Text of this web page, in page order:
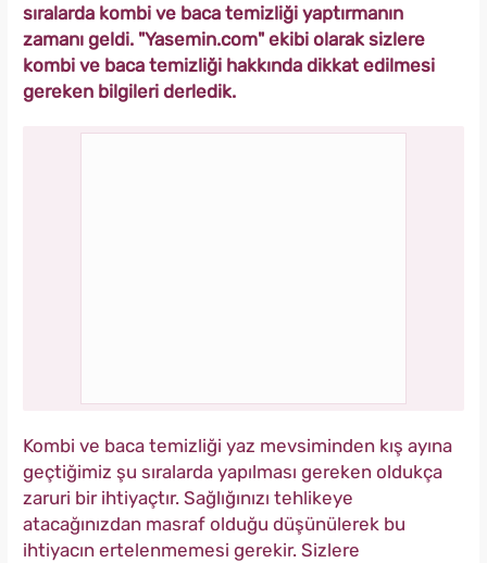
sıralarda kombi ve baca temizliği yaptırmanın
zamanı geldi. "Yasemin.com" ekibi olarak sizlere
kombi ve baca temizliği hakkında dikkat edilmesi
gereken bilgileri derledik.
Kombi ve baca temizliği yaz mevsiminden kış ayına
geçtiğimiz şu sıralarda yapılması gereken oldukça
zaruri bir ihtiyaçtır. Sağlığınızı tehlikeye
atacağınızdan masraf olduğu düşünülerek bu
ihtiyacın ertelenmemesi gerekir. Sizlere